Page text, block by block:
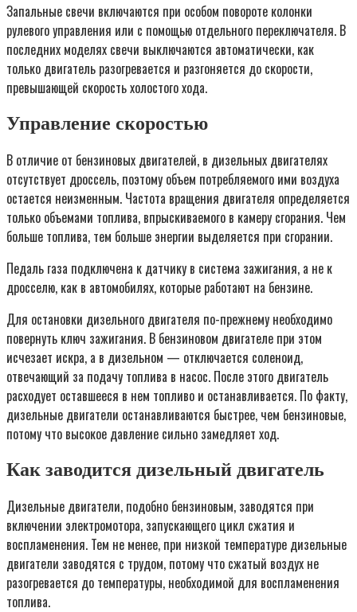
Запальные свечи включаются при особом повороте колонки
рулевого управления или с помощью отдельного переключателя. В
последних моделях свечи выключаются автоматически, как
только двигатель разогревается и разгоняется до скорости,
превышающей скорость холостого хода.
Управление скоростью
В отличие от бензиновых двигателей, в дизельных двигателях
отсутствует дроссель, поэтому объем потребляемого ими воздуха
остается неизменным. Частота вращения двигателя определяется
только объемами топлива, впрыскиваемого в камеру сгорания. Чем
больше топлива, тем больше энергии выделяется при сгорании.
Педаль газа подключена к датчику в система зажигания, а не к
дросселю, как в автомобилях, которые работают на бензине.
Для остановки дизельного двигателя по-прежнему необходимо
повернуть ключ зажигания. В бензиновом двигателе при этом
исчезает искра, а в дизельном — отключается соленоид,
отвечающий за подачу топлива в насос. После этого двигатель
расходует оставшееся в нем топливо и останавливается. По факту,
дизельные двигатели останавливаются быстрее, чем бензиновые,
потому что высокое давление сильно замедляет ход.
Как заводится дизельный двигатель
Дизельные двигатели, подобно бензиновым, заводятся при
включении электромотора, запускающего цикл сжатия и
воспламенения. Тем не менее, при низкой температуре дизельные
двигатели заводятся с трудом, потому что сжатый воздух не
разогревается до температуры, необходимой для воспламенения
топлива.